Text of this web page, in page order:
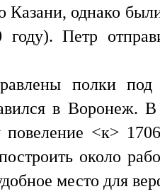
однако
Петр
полки
в Воронеж.
<к>
около
место для